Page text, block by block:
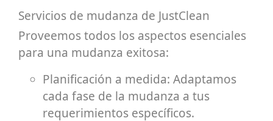
Servicios de mudanza de JustClean
Proveemos todos los aspectos esenciales
para una mudanza exitosa:
Planificación a medida: Adaptamos
cada fase de la mudanza a tus
requerimientos específicos.